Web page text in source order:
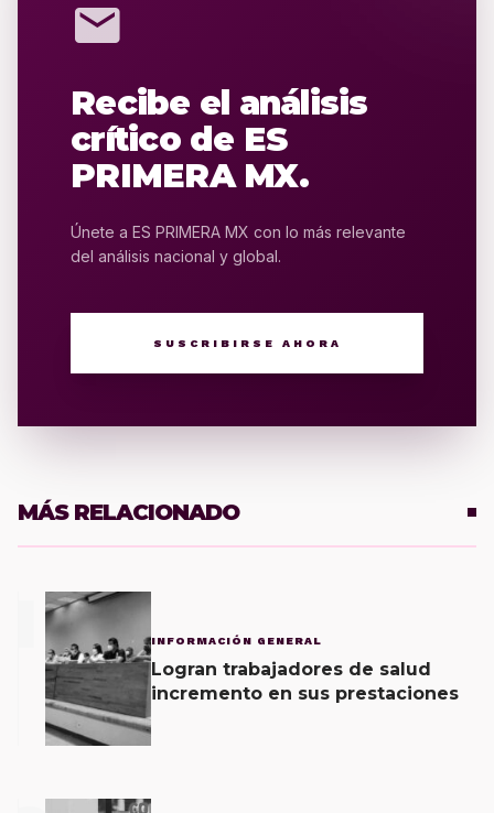
mail
Recibe el análisis
crítico de ES
PRIMERA MX.
Únete a ES PRIMERA MX con lo más relevante
del análisis nacional y global.
SUSCRIBIRSE AHORA
MÁS RELACIONADO
INFORMACIÓN GENERAL
Logran trabajadores de salud
incremento en sus prestaciones